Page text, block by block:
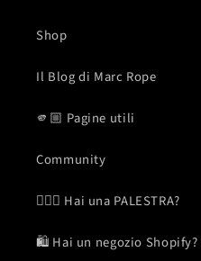
Shop
Il Blog di Marc Rope
🫵🏼 Pagine utili
Community
🏋🏽‍♂️ Hai una PALESTRA?
🛍️ Hai un negozio Shopify?